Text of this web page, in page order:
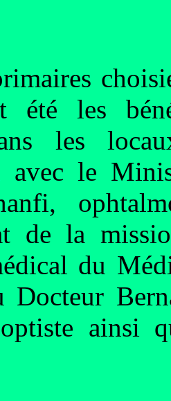
les
les
avec le
de la
du
Docteur
ainsi